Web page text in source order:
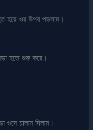
হয়ে ওর উপর পড়লাম।
হতে শুরু করে।
গুদে চালান দিলাম।